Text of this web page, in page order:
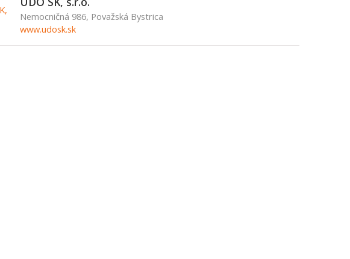
Nemocničná 986, Považská Bystrica
www.udosk.sk